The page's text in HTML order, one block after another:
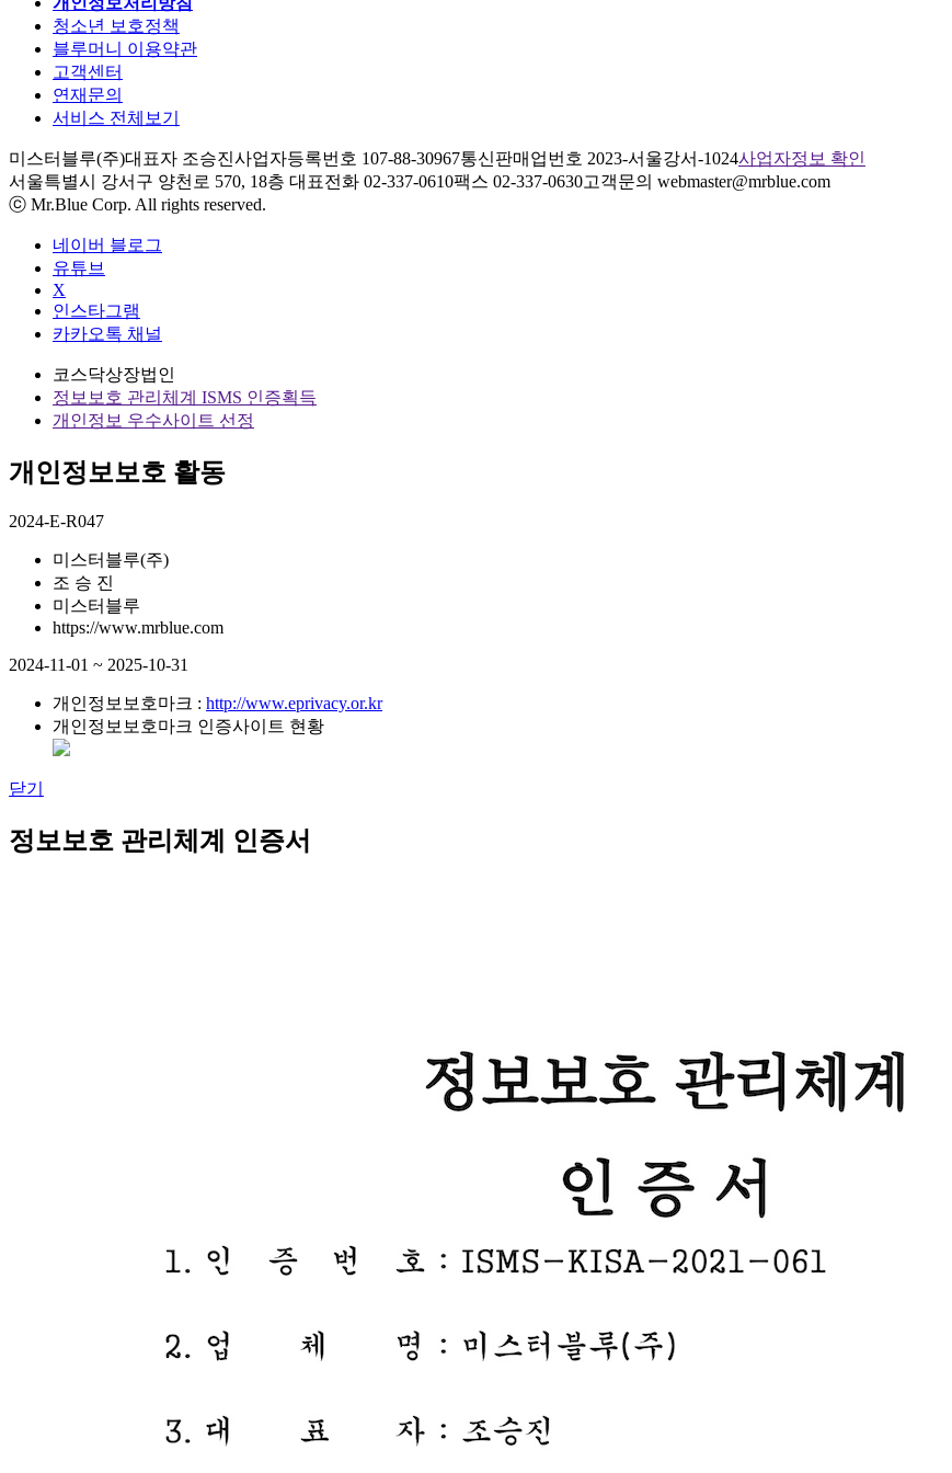
청소년 보호정책
블루머니 이용약관
고객센터
연재문의
서비스 전체보기
미스터블루(주)대표자 조승진사업자등록번호 107-88-30967통신판매업번호 2023-서울강서-1024사업자정보 확인
서울특별시 강서구 양천로 570, 18층 대표전화 02-337-0610팩스 02-337-0630고객문의 webmaster@mrblue.com
ⓒ Mr.Blue Corp. All rights reserved.
네이버 블로그
유튜브
X
인스타그램
카카오톡 채널
코스닥상장법인
정보보호 관리체계 ISMS 인증획득
개인정보 우수사이트 선정
개인정보보호 활동
2024-E-R047
미스터블루(주)
조 승 진
미스터블루
https://www.mrblue.com
2024-11-01 ~ 2025-10-31
개인정보보호마크 : http://www.eprivacy.or.kr
개인정보보호마크 인증사이트 현황
닫기
정보보호 관리체계 인증서